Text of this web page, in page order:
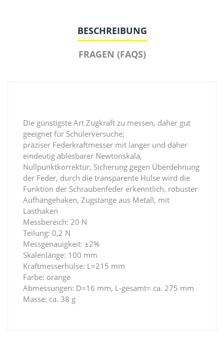
BESCHREIBUNG
FRAGEN (FAQS)
Die günstigste Art Zugkraft zu messen, daher gut
geeignet für Schülerversuche;
präziser Federkraftmesser mit langer und daher
eindeutig ablesbarer Newtonskala,
Nullpunktkorrektur, Sicherung gegen Überdehnung
der Feder, durch die transparente Hülse wird die
Funktion der Schraubenfeder erkenntlich, robuster
Aufhängehaken, Zugstange aus Metall, mit
Lasthaken
Messbereich: 20 N
Teilung: 0,2 N
Messgenauigkeit: ±2%
Skalenlänge: 100 mm
Kraftmesserhülse: L=215 mm
Farbe: orange
Abmessungen: D=16 mm, L-gesamt= ca. 275 mm
Masse: ca. 38 g